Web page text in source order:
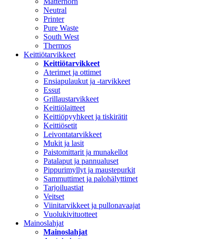
Neutral
Printer
Pure Waste
South West
Thermos
Keittiötarvikkeet
Keittiötarvikkeet
Aterimet ja ottimet
Ensiapulaukut ja -tarvikkeet
Essut
Grillaustarvikkeet
Keittiölaitteet
Keittiöpyyhkeet ja tiskirätit
Keittiösetit
Leivontatarvikkeet
Mukit ja lasit
Paistomittarit ja munakellot
Patalaput ja pannualuset
Pippurimyllyt ja maustepurkit
Sammuttimet ja palohälyttimet
Tarjoiluastiat
Veitset
Viinitarvikkeet ja pullonavaajat
Vuolukivituotteet
Mainoslahjat
Mainoslahjat